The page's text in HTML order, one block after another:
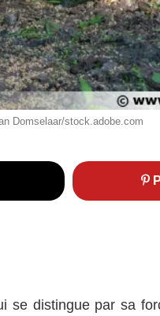
Domselaar/stock.adobe.com
se distingue par sa